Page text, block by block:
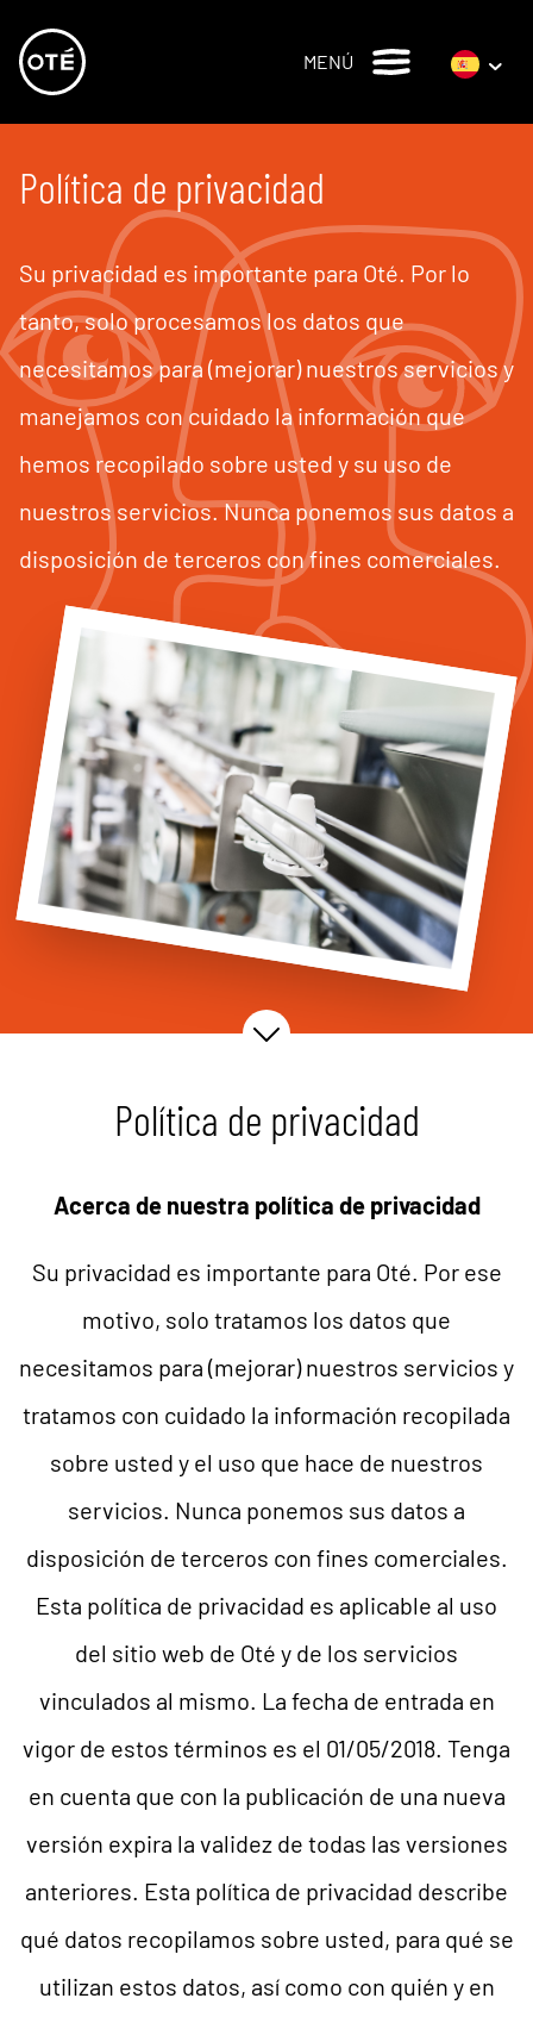
MENÚ
Política de privacidad
Su privacidad es importante para Oté. Por lo
tanto, solo procesamos los datos que
necesitamos para (mejorar) nuestros servicios y
manejamos con cuidado la información que
hemos recopilado sobre usted y su uso de
nuestros servicios. Nunca ponemos sus datos a
disposición de terceros con fines comerciales.
Política de privacidad
Acerca de nuestra política de privacidad
Su privacidad es importante para Oté. Por ese
motivo, solo tratamos los datos que
necesitamos para (mejorar) nuestros servicios y
tratamos con cuidado la información recopilada
sobre usted y el uso que hace de nuestros
servicios. Nunca ponemos sus datos a
disposición de terceros con fines comerciales.
Esta política de privacidad es aplicable al uso
del sitio web de Oté y de los servicios
vinculados al mismo. La fecha de entrada en
vigor de estos términos es el 01/05/2018. Tenga
en cuenta que con la publicación de una nueva
versión expira la validez de todas las versiones
anteriores. Esta política de privacidad describe
qué datos recopilamos sobre usted, para qué se
utilizan estos datos, así como con quién y en